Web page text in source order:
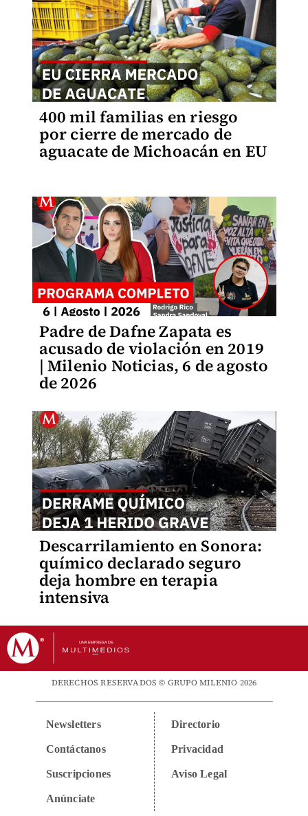
400 mil familias en riesgo
por cierre de mercado de
aguacate de Michoacán en EU
Padre de Dafne Zapata es
acusado de violación en 2019
| Milenio Noticias, 6 de agosto
de 2026
Descarrilamiento en Sonora:
químico declarado seguro
deja hombre en terapia
intensiva
DERECHOS RESERVADOS © GRUPO MILENIO 2026
Newsletters
Contáctanos
Suscripciones
Anúnciate
Directorio
Privacidad
Aviso Legal